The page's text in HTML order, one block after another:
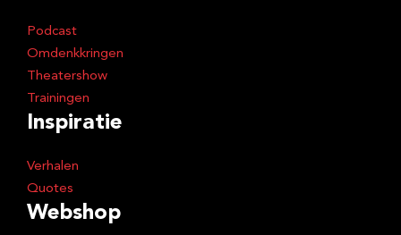
Podcast
Omdenkkringen
Theatershow
Trainingen
Inspiratie
Verhalen
Quotes
Webshop